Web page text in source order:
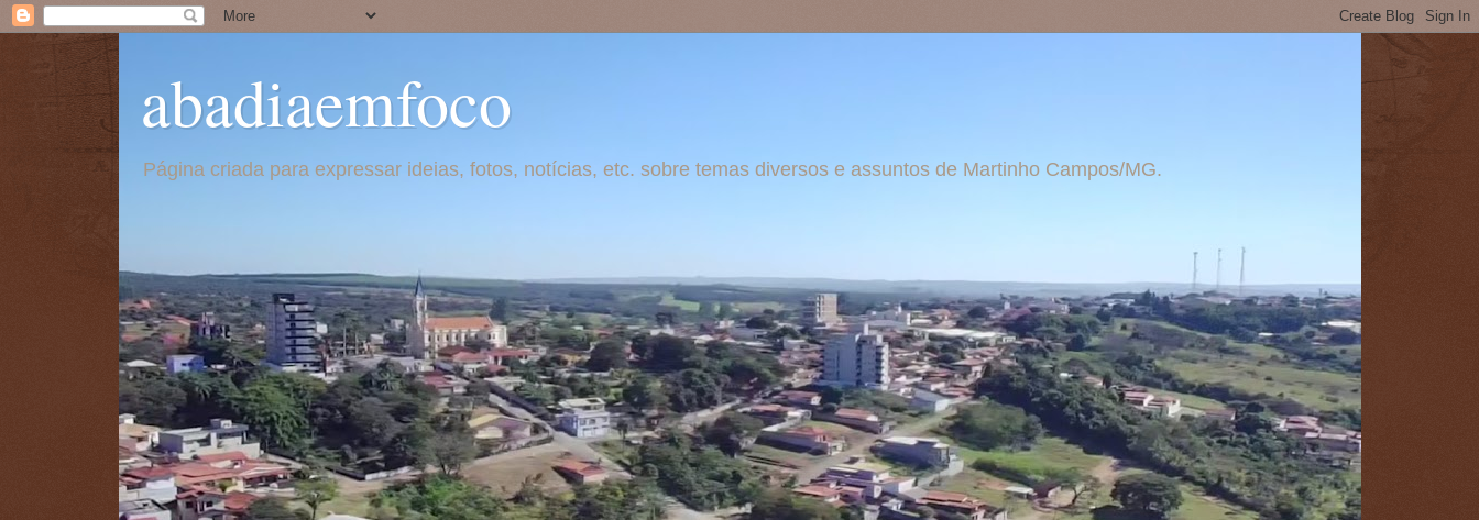
abadiaemfoco
Página criada para expressar ideias, fotos, notícias, etc. sobre temas diversos e assuntos de Martinho Campos/MG.